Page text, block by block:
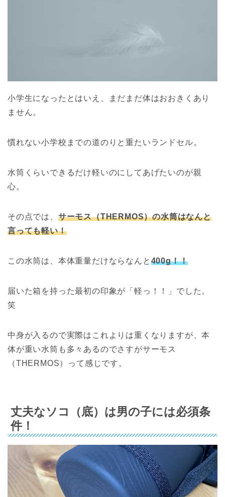
小学生になったとはいえ、まだまだ体はおおきくあり
ません。
慣れない小学校までの道のりと重たいランドセル。
水筒くらいできるだけ軽いのにしてあげたいのが親
心。
その点では、 サーモス（THERMOS）の水筒はなんと
言っても軽い！
この水筒は、本体重量だけならなんと 400g！！
届いた箱を持った最初の印象が「軽っ！！」でした。
笑
中身が入るので実際はこれよりは重くなりますが、本
体が重い水筒も多々あるのでさすがサーモス
（THERMOS）って感じです。
丈夫なソコ（底）は男の子には必須条
件！